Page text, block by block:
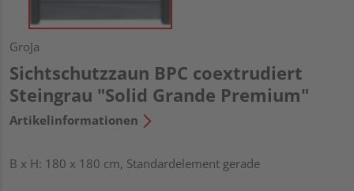
GroJa
Sichtschutzzaun BPC coextrudiert
Steingrau "Solid Grande Premium"
Artikelinformationen
B x H: 180 x 180 cm, Standardelement gerade